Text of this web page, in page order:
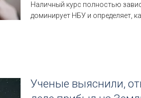
Наличный курс полностью
доминирует НБУ и определяет,
Ученые выяснили,